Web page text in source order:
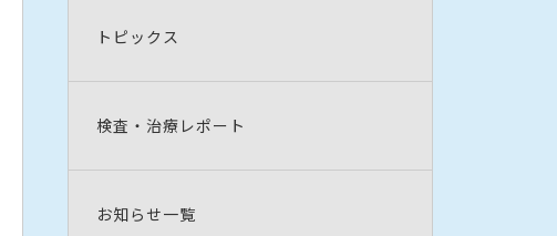
トピックス
検査・治療レポート
お知らせ一覧